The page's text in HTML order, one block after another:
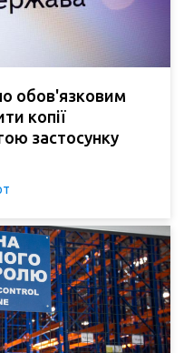
обов'язковим
копії
застосунку